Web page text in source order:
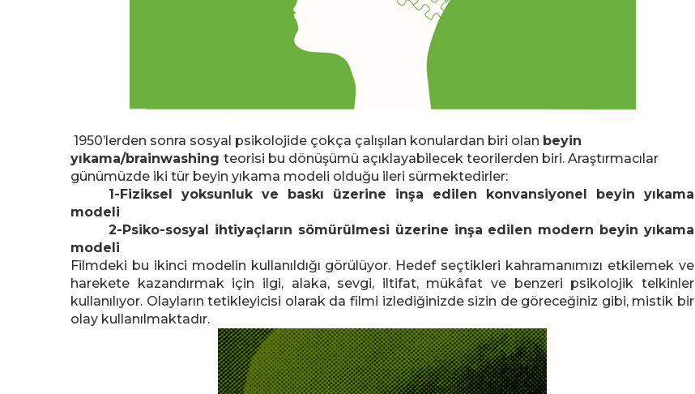
1950’lerden sonra sosyal psikolojide çokça çalışılan konulardan biri olan beyin
yıkama/brainwashing teorisi bu dönüşümü açıklayabilecek teorilerden biri. Araştırmacılar
günümüzde iki tür beyin yıkama modeli olduğu ileri sürmektedirler:
1-Fiziksel yoksunluk ve baskı üzerine inşa edilen konvansiyonel beyin yıkama
modeli
2-Psiko-sosyal ihtiyaçların sömürülmesi üzerine inşa edilen modern beyin yıkama
modeli
Filmdeki bu ikinci modelin kullanıldığı görülüyor. Hedef seçtikleri kahramanımızı etkilemek ve
harekete kazandırmak için ilgi, alaka, sevgi, iltifat, mükâfat ve benzeri psikolojik telkinler
kullanılıyor. Olayların tetikleyicisi olarak da filmi izlediğinizde sizin de göreceğiniz gibi, mistik bir
olay kullanılmaktadır.